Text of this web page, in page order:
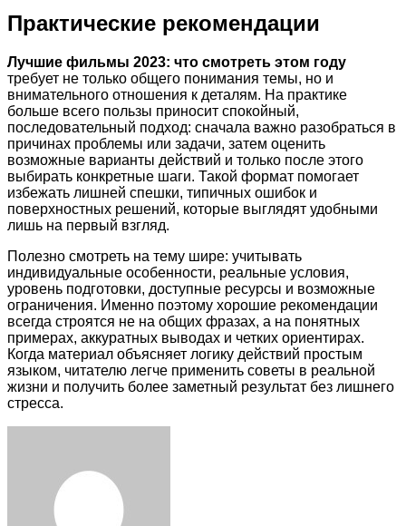
Практические рекомендации
Лучшие фильмы 2023: что смотреть этом году
требует не только общего понимания темы, но и
внимательного отношения к деталям. На практике
больше всего пользы приносит спокойный,
последовательный подход: сначала важно разобраться в
причинах проблемы или задачи, затем оценить
возможные варианты действий и только после этого
выбирать конкретные шаги. Такой формат помогает
избежать лишней спешки, типичных ошибок и
поверхностных решений, которые выглядят удобными
лишь на первый взгляд.
Полезно смотреть на тему шире: учитывать
индивидуальные особенности, реальные условия,
уровень подготовки, доступные ресурсы и возможные
ограничения. Именно поэтому хорошие рекомендации
всегда строятся не на общих фразах, а на понятных
примерах, аккуратных выводах и четких ориентирах.
Когда материал объясняет логику действий простым
языком, читателю легче применить советы в реальной
жизни и получить более заметный результат без лишнего
стресса.